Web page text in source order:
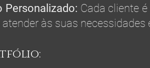
Personalizado: Cada cliente
às suas necessidades